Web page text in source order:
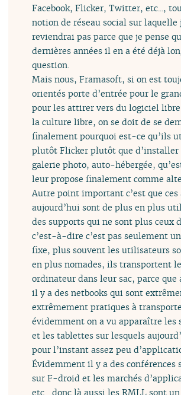
Facebook, Flicker, Twitter, etc...,
notion de réseau social sur laquelle
reviendrai pas parce que je pense
dernières années il en a été déjà
question.
Mais nous, Framasoft, si on est
orientés porte d’entrée pour le
pour les attirer vers du logiciel
la culture libre, on se doit de se
finalement pourquoi est-ce qu’ils
plutôt Flicker plutôt que d’installer
galerie photo, auto-hébergée,
leur propose finalement comme
Autre point important c’est que
aujourd’hui sont de plus en plus
des supports qui ne sont plus ceux
c’est-à-dire c’est pas seulement
fixe, plus souvent les utilisateurs
en plus nomades, ils transportent
ordinateur dans leur sac, parce que
il y a des netbooks qui sont
extrêmement pratiques à
évidemment on a vu apparaître les
et les tablettes sur lesquels
pour l’instant assez peu
Évidemment il y a des conférences
sur F-droid et les marchés
etc... donc là aussi les RMLL sont